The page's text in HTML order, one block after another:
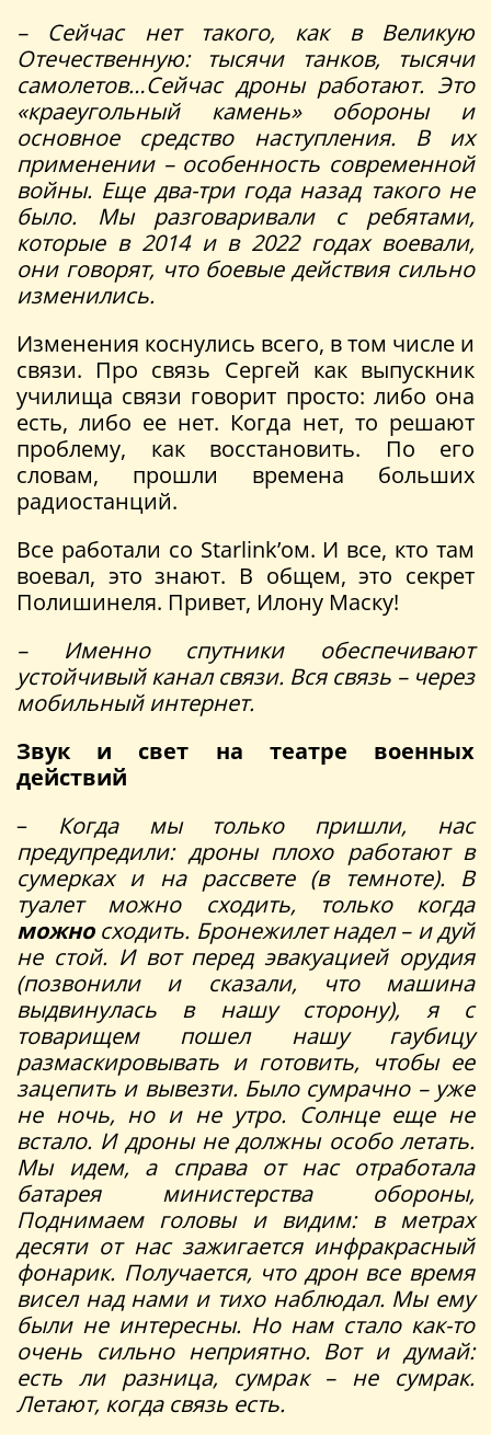
– Сейчас нет такого, как в Великую
Отечественную: тысячи танков, тысячи
самолетов…Сейчас дроны работают. Это
«краеугольный камень» обороны и
основное средство наступления. В их
применении – особенность современной
войны. Еще два-три года назад такого не
было. Мы разговаривали с ребятами,
которые в 2014 и в 2022 годах воевали,
они говорят, что боевые действия сильно
изменились.
Изменения коснулись всего, в том числе и
связи. Про связь Сергей как выпускник
училища связи говорит просто: либо она
есть, либо ее нет. Когда нет, то решают
проблему, как восстановить. По его
словам, прошли времена больших
радиостанций.
Все работали со Starlink’ом. И все, кто там
воевал, это знают. В общем, это секрет
Полишинеля. Привет, Илону Маску!
– Именно спутники обеспечивают
устойчивый канал связи. Вся связь – через
мобильный интернет.
Звук и свет на театре военных
действий
– Когда мы только пришли, нас
предупредили: дроны плохо работают в
сумерках и на рассвете (в темноте). В
туалет можно сходить, только когда
можно сходить. Бронежилет надел – и дуй
не стой. И вот перед эвакуацией орудия
(позвонили и сказали, что машина
выдвинулась в нашу сторону), я с
товарищем пошел нашу гаубицу
размаскировывать и готовить, чтобы ее
зацепить и вывезти. Было сумрачно – уже
не ночь, но и не утро. Солнце еще не
встало. И дроны не должны особо летать.
Мы идем, а справа от нас отработала
батарея министерства обороны,
Поднимаем головы и видим: в метрах
десяти от нас зажигается инфракрасный
фонарик. Получается, что дрон все время
висел над нами и тихо наблюдал. Мы ему
были не интересны. Но нам стало как-то
очень сильно неприятно. Вот и думай:
есть ли разница, сумрак – не сумрак.
Летают, когда связь есть.